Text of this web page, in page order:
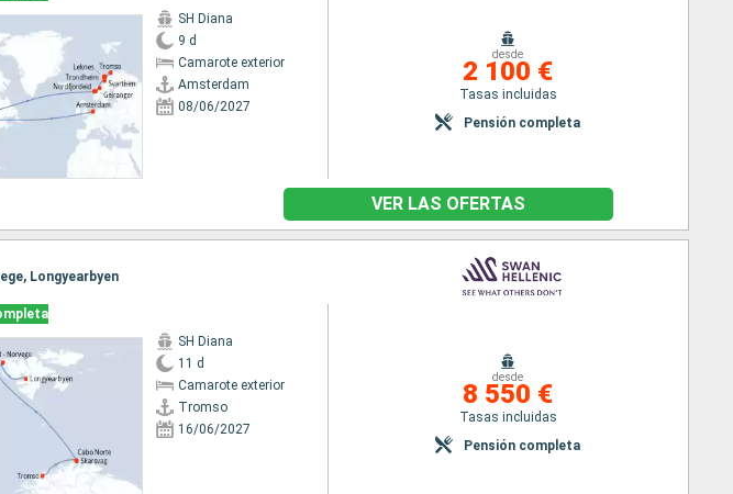
SH Diana
9 d
Camarote exterior
Amsterdam
08/06/2027
desde
2 100 €
Tasas incluidas
Pensión completa
VER LAS OFERTAS
Longyearbyen
SH Diana
11 d
Camarote exterior
Tromso
16/06/2027
desde
8 550 €
Tasas incluidas
Pensión completa